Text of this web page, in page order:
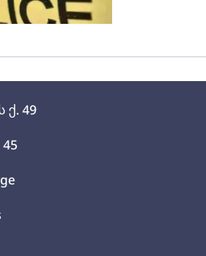
ქ. 49
45